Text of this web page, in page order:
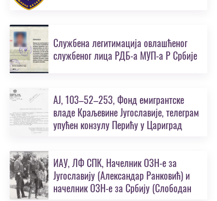
Службена легитимација овлашћеног
службеног лица РДБ-а МУП-а Р Србије
АЈ, 103–52–253, Фонд емигрантске
владе Краљевине Југославије, телеграм
упућен конзулу Перићу у Цариград
ИАУ, ЛФ СПК, Начелник ОЗН-e за
Југославију (Александар Ранковић) и
начелник ОЗН-e за Србију (Слободан